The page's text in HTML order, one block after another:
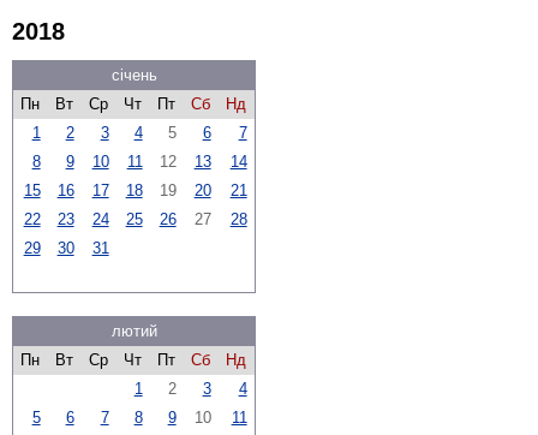
2018
січень
Пн
Вт Ср Чт Пт Сб
Нд
1
2 3 4 5 6
7
8
9 10 11 12 13
14
15
16 17 18 19 20
21
22
23 24 25 26 27
28
29
30 31
лютий
Пн
Вт Ср Чт Пт Сб
Нд
1
2 3
4
5
6 7 8 9 10
11